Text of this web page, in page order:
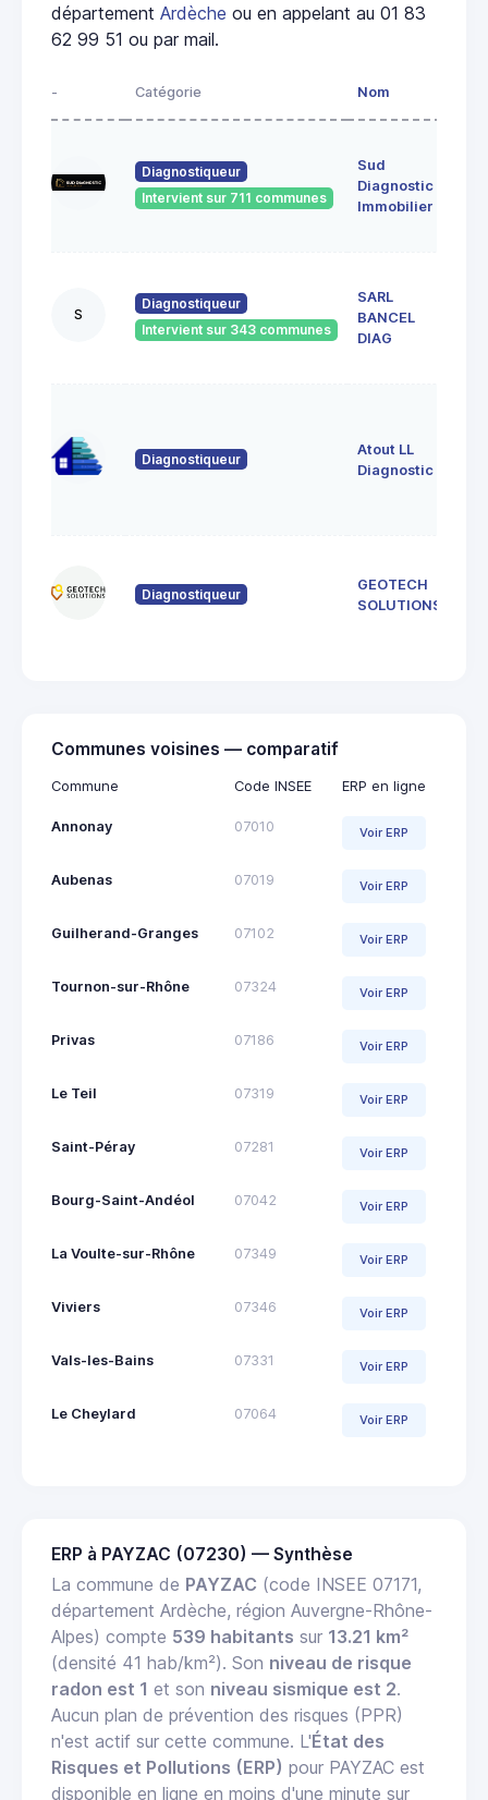
département Ardèche ou en appelant au 01 83
62 99 51 ou par mail.
- Catégorie Nom
Diagnostiqueur
Intervient sur 711 communes
Sud
Diagnostic
Immobilier
S
Diagnostiqueur
Intervient sur 343 communes
SARL
BANCEL
DIAG
Diagnostiqueur
Atout LL
Diagnostic
Diagnostiqueur
GEOTECH
SOLUTIONS
Communes voisines — comparatif
Commune Code INSEE ERP en ligne
Annonay 07010 Voir ERP
Aubenas 07019 Voir ERP
Guilherand-Granges 07102 Voir ERP
Tournon-sur-Rhône 07324 Voir ERP
Privas 07186 Voir ERP
Le Teil 07319 Voir ERP
Saint-Péray 07281 Voir ERP
Bourg-Saint-Andéol 07042 Voir ERP
La Voulte-sur-Rhône 07349 Voir ERP
Viviers 07346 Voir ERP
Vals-les-Bains 07331 Voir ERP
Le Cheylard 07064 Voir ERP
ERP à PAYZAC (07230) — Synthèse
La commune de PAYZAC (code INSEE 07171,
département Ardèche, région Auvergne-Rhône-
Alpes) compte 539 habitants sur 13.21 km²
(densité 41 hab/km²). Son niveau de risque
radon est 1 et son niveau sismique est 2.
Aucun plan de prévention des risques (PPR)
n'est actif sur cette commune. L'État des
Risques et Pollutions (ERP) pour PAYZAC est
disponible en ligne en moins d'une minute sur